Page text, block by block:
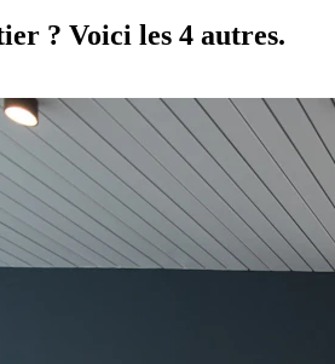
? Voici les 4 autres.